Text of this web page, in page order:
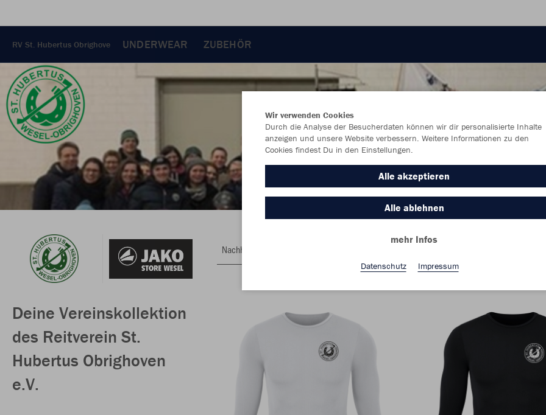
RV St. Hubertus Obrighove UNDERWEAR ZUBEHÖR
Deine Vereinskollektion
des Reitverein St.
Hubertus Obrighoven
e.V.
Nachhaltig
Wir verwenden Cookies
Durch die Analyse der Besucherdaten können wir dir personalisierte Inhalte
anzeigen und unsere Website verbessern. Weitere Informationen zu den
Cookies findest Du in den Einstellungen.
Alle akzeptieren
Alle ablehnen
mehr Infos
Datenschutz Impressum